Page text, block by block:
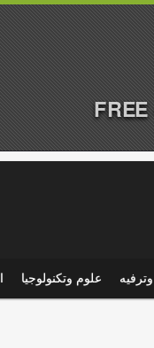
علوم وتكنولوجيا